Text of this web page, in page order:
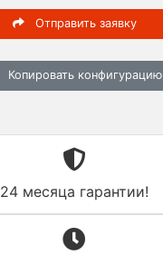
Отправить заявку
Копировать конфигурацию
24 месяца гарантии!